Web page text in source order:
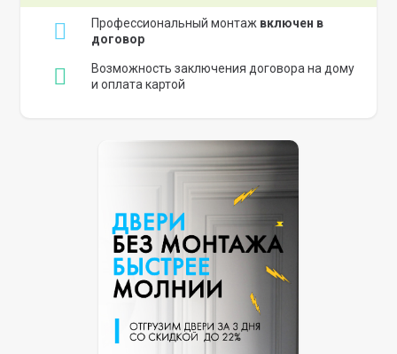
Профессиональный монтаж включен в
договор
Возможность заключения договора на дому
и оплата картой